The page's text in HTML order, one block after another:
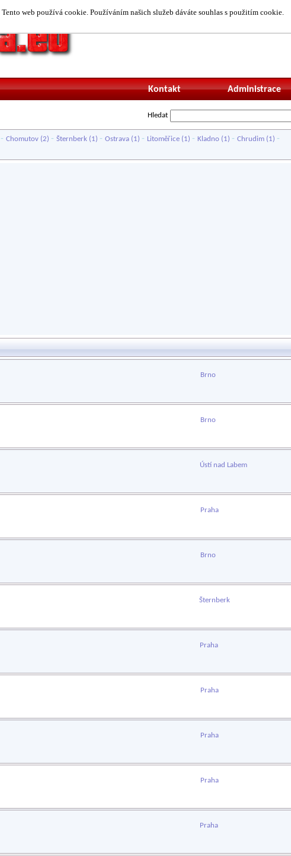
Tento web používá cookie. Používáním našich služeb dáváte souhlas s použitím cookie.
Administrace
Kontakt
Hledat
- Chomutov (2) - Šternberk (1) - Ostrava (1) - Litoměřice (1) - Kladno (1) - Chrudim (1) -
Brno
Brno
Ústí nad Labem
Praha
Brno
Šternberk
Praha
Praha
Praha
Praha
Praha